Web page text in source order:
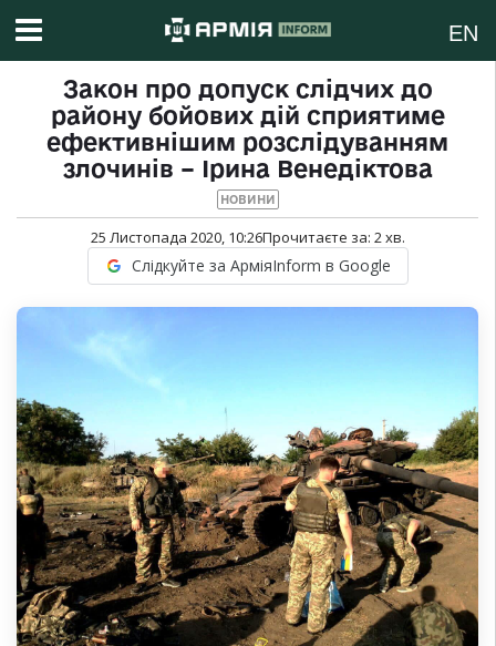
EN
Закон про допуск слідчих до
району бойових дій сприятиме
ефективнішим розслідуванням
злочинів – Ірина Венедіктова
НОВИНИ
25 Листопада 2020, 10:26Прочитаєте за: 2хв.
Слідкуйте за АрміяInform в Google